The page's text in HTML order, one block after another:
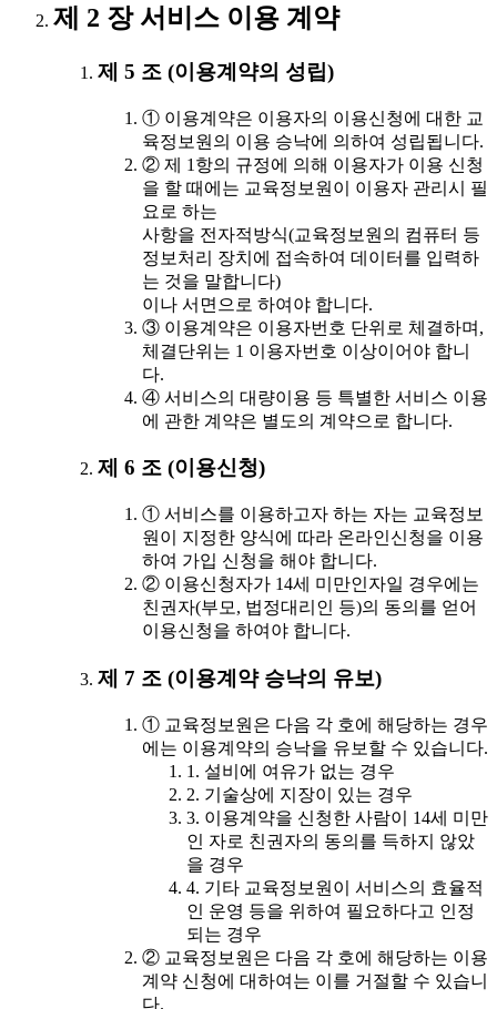
제 2 장 서비스 이용 계약
제 5 조 (이용계약의 성립)
① 이용계약은 이용자의 이용신청에 대한 교
육정보원의 이용 승낙에 의하여 성립됩니다.
② 제 1항의 규정에 의해 이용자가 이용 신청
을 할 때에는 교육정보원이 이용자 관리시 필
요로 하는
사항을 전자적방식(교육정보원의 컴퓨터 등
정보처리 장치에 접속하여 데이터를 입력하
는 것을 말합니다)
이나 서면으로 하여야 합니다.
③ 이용계약은 이용자번호 단위로 체결하며,
체결단위는 1 이용자번호 이상이어야 합니
다.
④ 서비스의 대량이용 등 특별한 서비스 이용
에 관한 계약은 별도의 계약으로 합니다.
제 6 조 (이용신청)
① 서비스를 이용하고자 하는 자는 교육정보
원이 지정한 양식에 따라 온라인신청을 이용
하여 가입 신청을 해야 합니다.
② 이용신청자가 14세 미만인자일 경우에는
친권자(부모, 법정대리인 등)의 동의를 얻어
이용신청을 하여야 합니다.
제 7 조 (이용계약 승낙의 유보)
① 교육정보원은 다음 각 호에 해당하는 경우
에는 이용계약의 승낙을 유보할 수 있습니다.
1. 설비에 여유가 없는 경우
2. 기술상에 지장이 있는 경우
3. 이용계약을 신청한 사람이 14세 미만
인 자로 친권자의 동의를 득하지 않았
을 경우
4. 기타 교육정보원이 서비스의 효율적
인 운영 등을 위하여 필요하다고 인정
되는 경우
② 교육정보원은 다음 각 호에 해당하는 이용
계약 신청에 대하여는 이를 거절할 수 있습니
다.